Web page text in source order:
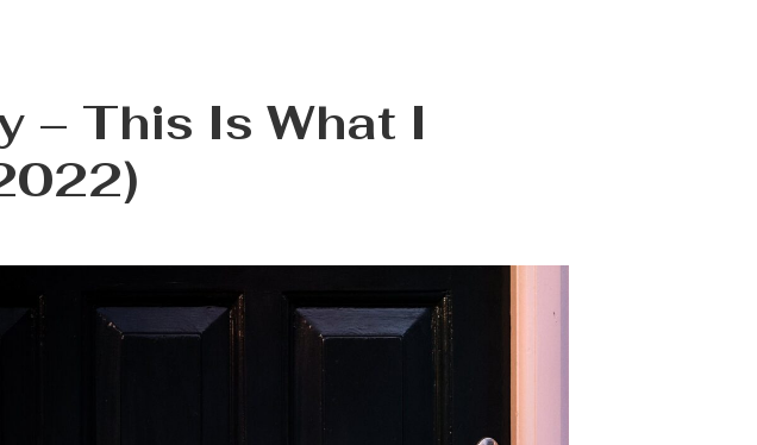
– This Is What I